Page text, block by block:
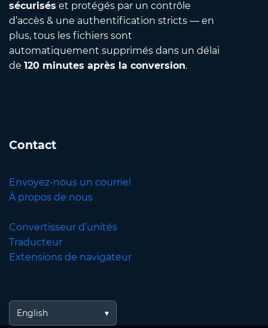
sécurisés et protégés par un contrôle
d’accès & une authentification stricts — en
plus, tous les fichiers sont
automatiquement supprimés dans un délai
de 120 minutes après la conversion.
Contact
Envoyez-nous un courriel
À propos de nous
Convertisseur d’unités
Traducteur
Extensions de navigateur
English